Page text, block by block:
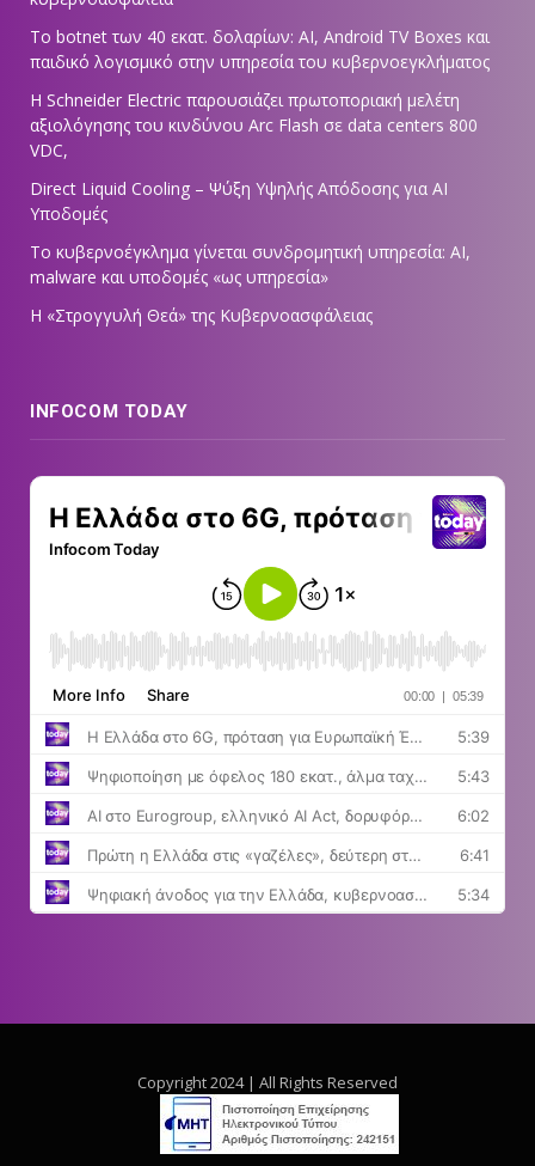
Το botnet των 40 εκατ. δολαρίων: AI, Android TV Boxes και
παιδικό λογισμικό στην υπηρεσία του κυβερνοεγκλήματος
Η Schneider Electric παρουσιάζει πρωτοποριακή μελέτη
αξιολόγησης του κινδύνου Arc Flash σε data centers 800
VDC,
Direct Liquid Cooling – Ψύξη Υψηλής Απόδοσης για AI
Υποδομές
Το κυβερνοέγκλημα γίνεται συνδρομητική υπηρεσία: AI,
malware και υποδομές «ως υπηρεσία»
Η «Στρογγυλή Θεά» της Κυβερνοασφάλειας
INFOCOM TODAY
Copyright 2024 | All Rights Reserved